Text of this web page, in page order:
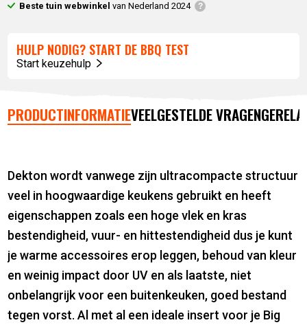
Beste tuin webwinkel van Nederland 2024
HULP NODIG? START DE BBQ TEST
Start keuzehulp
PRODUCTINFORMATIEVEELGESTELDE VRAGEN
Dekton wordt vanwege zijn ultracompacte structuur
veel in hoogwaardige keukens gebruikt en heeft
eigenschappen zoals een hoge vlek en kras
bestendigheid, vuur- en hittestendigheid dus je kunt
je warme accessoires erop leggen, behoud van kleur
en weinig impact door UV en als laatste, niet
onbelangrijk voor een buitenkeuken, goed bestand
tegen vorst. Al met al een ideale insert voor je Big